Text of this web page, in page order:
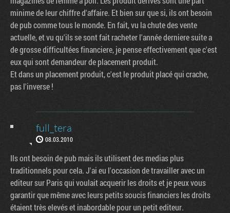
minime de leur chiffre d'affaire. Et bien sur que si, ils ont besoin
de pub comme tous le monde. En fait, vu la chute des vente
actuelle, et vu qu'ils se sont fait racheter l'année derniere suite a
de grosse difficultées financiere, je pense effectivement que c'est
eux qui sont demandeur de placement produit.
Et dans un placement produit, c'est le produit placé qui crache,
pas l'inverse !
full_tera
08.03.2010
Ils ont besoin de pub mais ils utilisent des medias plus
traditionnels pour cela. J'ai eu l'occasion de travailler avec un
editeur sur Paris qui voulait acquerir les droits et je peux vous
garantir que même avec leurs petits soucis financiers les droits
étaient très elevés et inabordable pour un petit editeur.